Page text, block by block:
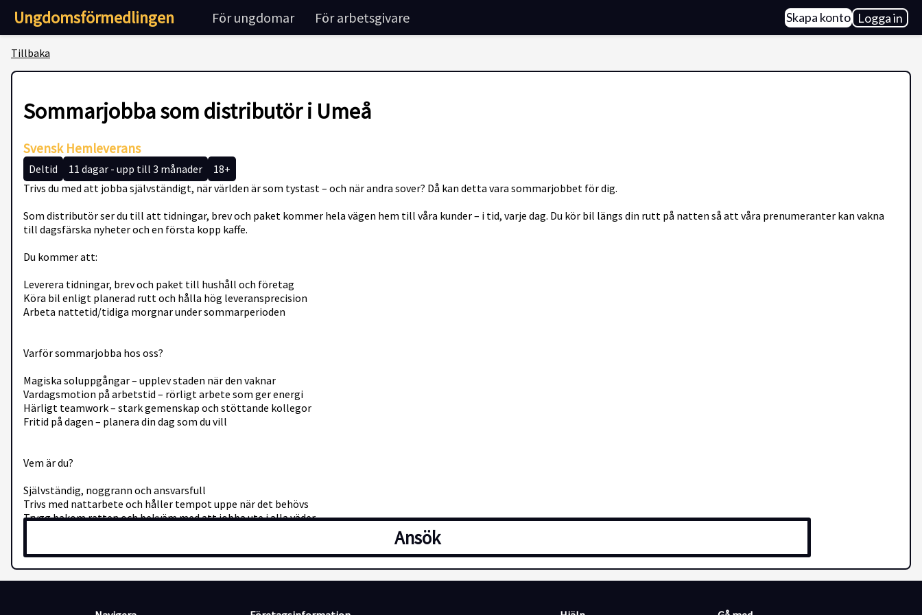
Ungdomsförmedlingen För ungdomar För arbetsgivare Skapa konto Logga in
Tillbaka
Sommarjobba som distributör i Umeå
Svensk Hemleverans
Deltid 11 dagar - upp till 3 månader
18+
Trivs du med att jobba självständigt, när världen är som tystast – och när andra sover? Då kan detta vara sommarjobbet för dig.
Som distributör ser du till att tidningar, brev och paket kommer hela vägen hem till våra kunder – i tid, varje dag. Du kör bil längs din rutt på natten så att våra prenumeranter kan vakna
till dagsfärska nyheter och en första kopp kaffe.
Du kommer att:
Leverera tidningar, brev och paket till hushåll och företag
Köra bil enligt planerad rutt och hålla hög leveransprecision
Arbeta nattetid/tidiga morgnar under sommarperioden
Varför sommarjobba hos oss?
Magiska soluppgångar – upplev staden när den vaknar
Vardagsmotion på arbetstid – rörligt arbete som ger energi
Härligt teamwork – stark gemenskap och stöttande kollegor
Fritid på dagen – planera din dag som du vill
Vem är du?
Självständig, noggrann och ansvarsfull
Trivs med nattarbete och håller tempot uppe när det behövs
Trygg bakom ratten och bekväm med att jobba ute i alla väder
Arbetstider: Nätter/helger enligt schema
Period: Sommarperioden (jun–aug eller enligt överenskommelse)
Ansök